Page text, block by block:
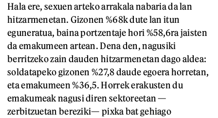
Hala ere, sexuen arteko arrakala nabaria da lan
hitzarmenetan. Gizonen %68k dute lan itun
eguneratua, baina portzentaje hori %58,6ra jaisten
da emakumeen artean. Dena den, nagusiki
berritzeko zain dauden hitzarmenetan dago aldea:
soldatapeko gizonen %27,8 daude egoera horretan,
eta emakumeen %36,5. Horrek erakusten du
emakumeak nagusi diren sektoreetan —
zerbitzuetan bereziki— pixka bat gehiago